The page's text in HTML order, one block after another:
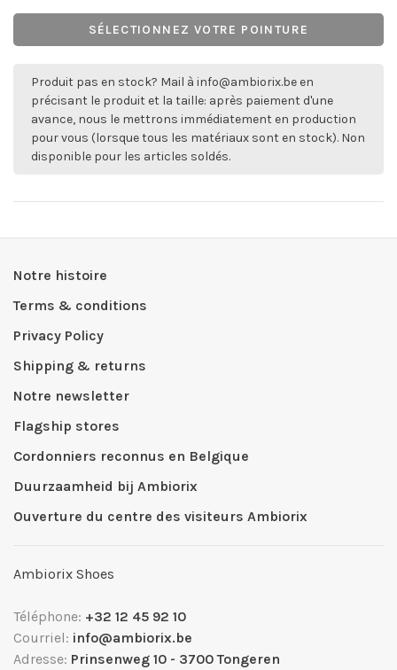
SÉLECTIONNEZ VOTRE POINTURE
Produit pas en stock? Mail à info@ambiorix.be en
précisant le produit et la taille: après paiement d'une
avance, nous le mettrons immédiatement en production
pour vous (lorsque tous les matériaux sont en stock). Non
disponible pour les articles soldés.
Notre histoire
Terms & conditions
Privacy Policy
Shipping & returns
Notre newsletter
Flagship stores
Cordonniers reconnus en Belgique
Duurzaamheid bij Ambiorix
Ouverture du centre des visiteurs Ambiorix
Ambiorix Shoes
Téléphone: +32 12 45 92 10
Courriel: info@ambiorix.be
Adresse: Prinsenweg 10 - 3700 Tongeren